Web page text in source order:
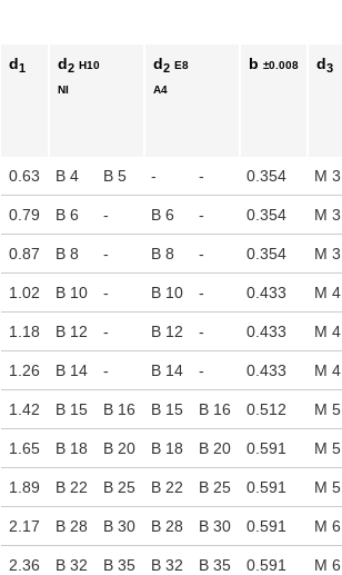
d1 d2 H10
NI
d2 E8
A4
b±0.008 d3
0.63 B 4 B 5 - - 0.354 M 3
0.79 B 6 - B 6 - 0.354 M 3
0.87 B 8 - B 8 - 0.354 M 3
1.02 B 10 - B 10 - 0.433 M 4
1.18 B 12 - B 12 - 0.433 M 4
1.26 B 14 - B 14 - 0.433 M 4
1.42 B 15 B 16 B 15 B 16 0.512 M 5
1.65 B 18 B 20 B 18 B 20 0.591 M 5
1.89 B 22 B 25 B 22 B 25 0.591 M 5
2.17 B 28 B 30 B 28 B 30 0.591 M 6
2.36 B 32 B 35 B 32 B 35 0.591 M 6